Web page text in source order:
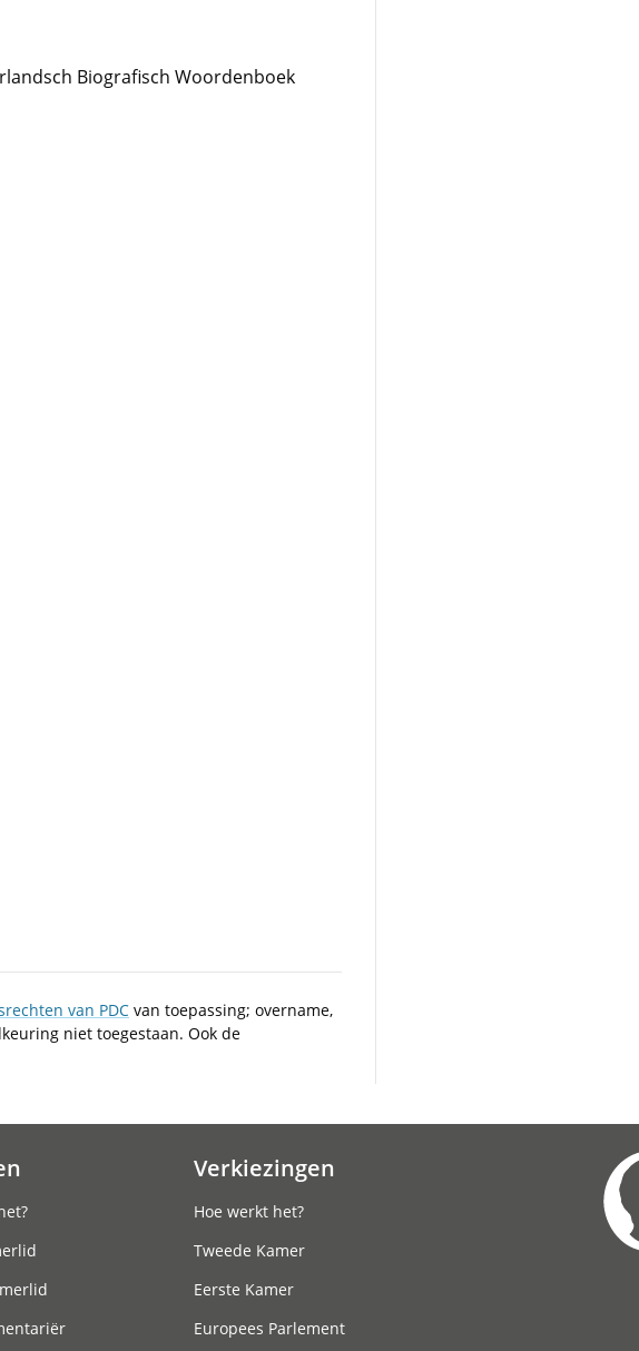
Biografisch Woordenboek
van PDC van toepassing; overname,
niet toegestaan. Ook de
Verkiezingen
Hoe werkt het?
Tweede Kamer
Eerste Kamer
Europees Parlement